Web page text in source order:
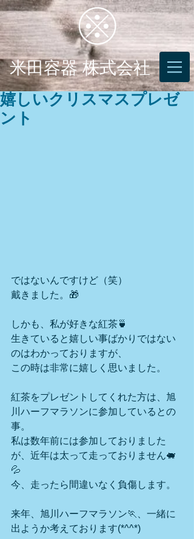
米田容器 株式会社
嬉しいクリスマスプレゼ
ント
ではないんですけど（笑）
戴きました。🎁
しかも、私が好きな紅茶🍵
生きていると嬉しい事ばかりではない
のはわかっておりますが、
この時は非常に嬉しく思いました。
紅茶をプレゼントしてくれた方は、旭
川ハーフマラソンに参加しているとの
事。
私は数年前には参加しておりました
が、近年は太って走っておりません🐖
💦
今、走ったら間違いなく負傷します。
来年、旭川ハーフマラソン🏃、一緒に
出ようか考えております(*^^*)